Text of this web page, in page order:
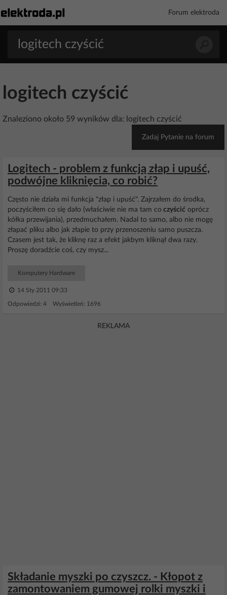
Forum elektroda
logitech czyścić
Znaleziono około 59 wyników dla: logitech czyścić
Zadaj Pytanie na forum
Logitech - problem z funkcją złap i upuść,
podwójne kliknięcia, co robić?
Często nie działa mi funkcja "złap i upuść". Zajrzałem do środka,
poczyściłem co się dało (właściwie nie ma tam co czyścić oprócz
kółka przewijania), przedmuchałem. Nadal to samo, albo nie mogę
złapać pliku albo jak złapie to przy przenoszeniu samo puszcza.
Czasem jest tak, że kliknę raz a efekt jakbym kliknął dwa razy.
Proszę doradźcie coś, czy mysz...
Komputery Hardware
14 Sty 2011 09:33
Odpowiedzi: 4 Wyświetleń: 1696
REKLAMA
Składanie myszki po czyszcz. - Kłopot z
zamontowaniem gumowej rolki myszki i